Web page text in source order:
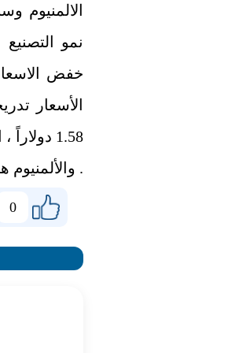
الالمنيوم
نمو
1.58
.
0